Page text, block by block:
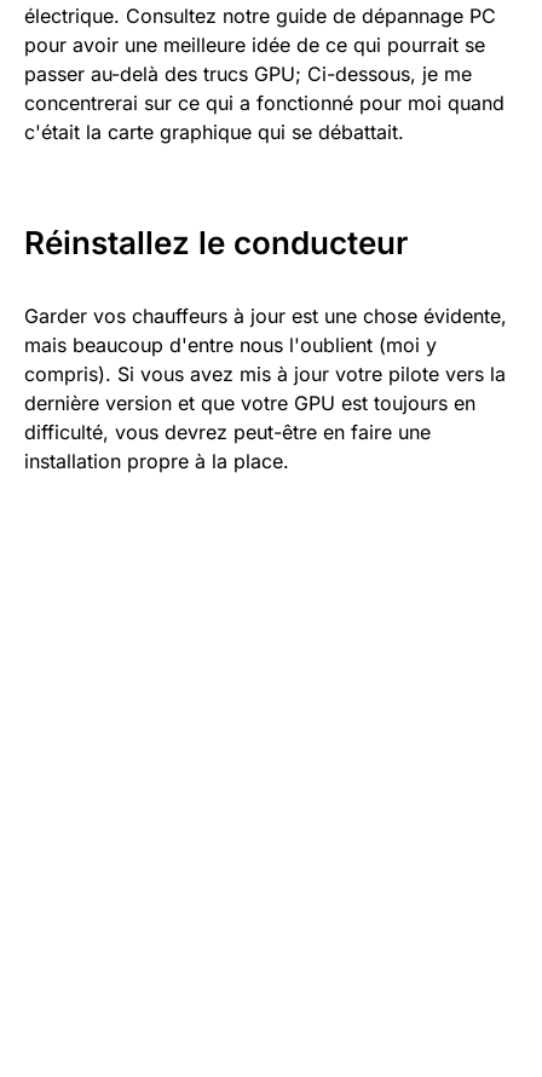
électrique. Consultez notre guide de dépannage PC
pour avoir une meilleure idée de ce qui pourrait se
passer au-delà des trucs GPU; Ci-dessous, je me
concentrerai sur ce qui a fonctionné pour moi quand
c'était la carte graphique qui se débattait.
Réinstallez le conducteur
Garder vos chauffeurs à jour est une chose évidente,
mais beaucoup d'entre nous l'oublient (moi y
compris). Si vous avez mis à jour votre pilote vers la
dernière version et que votre GPU est toujours en
difficulté, vous devrez peut-être en faire une
installation propre à la place.